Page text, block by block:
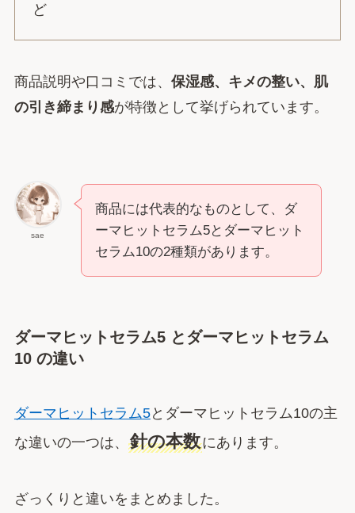
ど
商品説明や口コミでは、 保湿感、キメの整い、肌
の引き締まり感が特徴として挙げられています。
sae
商品には代表的なものとして、ダ
ーマヒットセラム5とダーマヒット
セラム10の2種類があります。
ダーマヒットセラム5 とダーマヒットセラム
10 の違い
ダーマヒットセラム5とダーマヒットセラム10の主
な違いの一つは、 針の本数にあります。
ざっくりと違いをまとめました。